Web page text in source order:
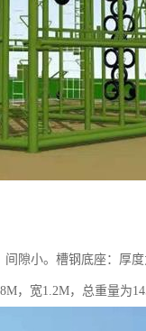
隙小。槽钢底座：厚
，宽1.2M，总重量为